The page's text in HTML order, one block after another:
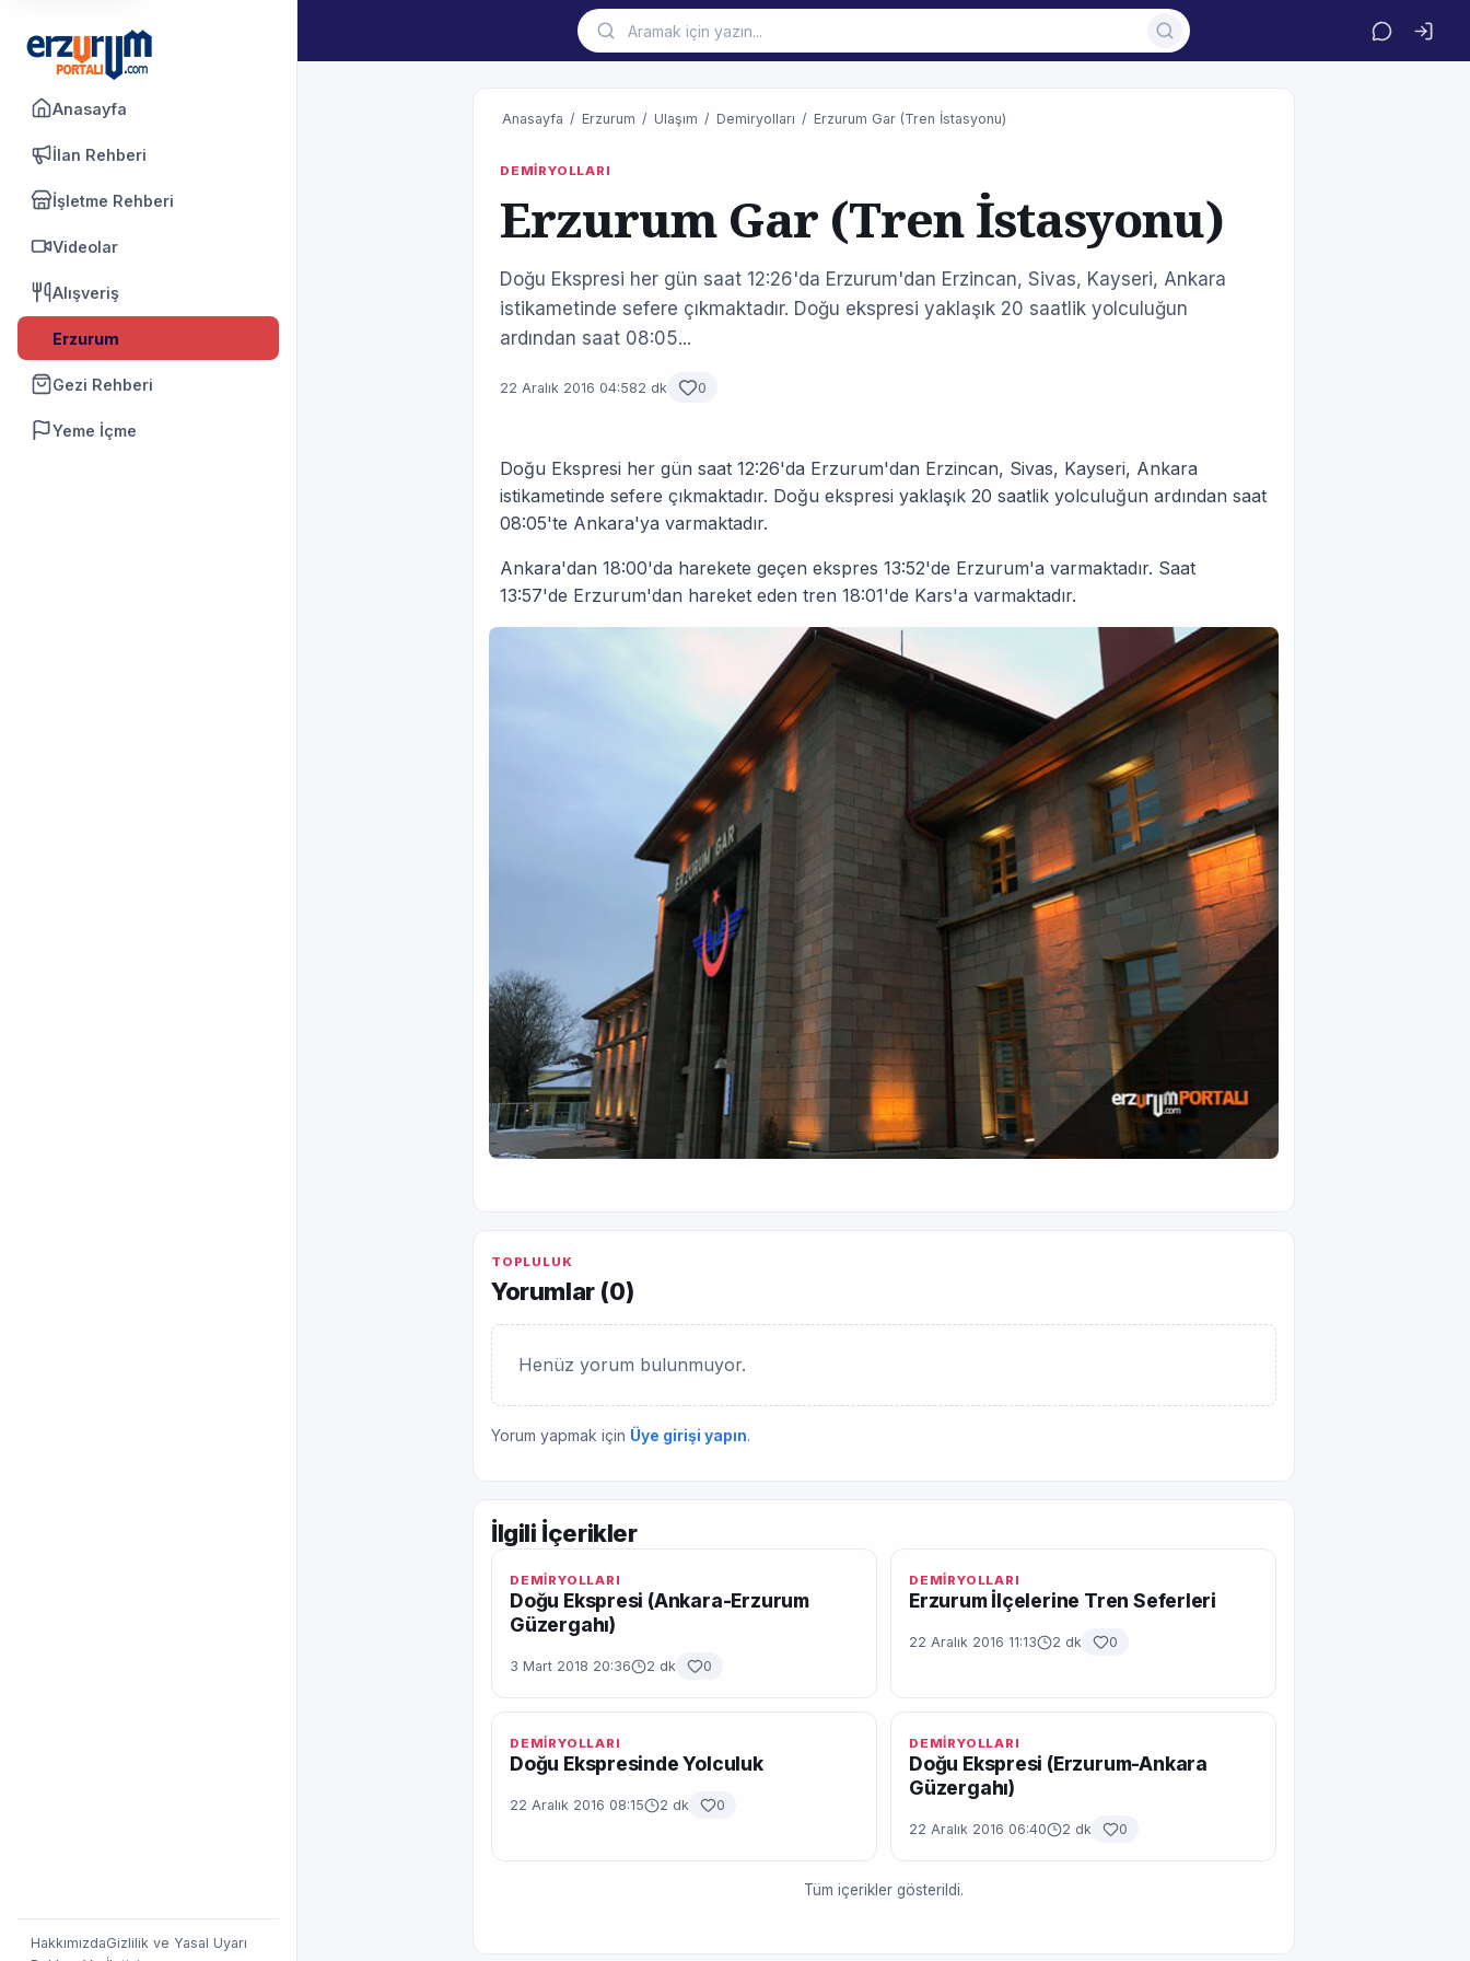
Anasayfa
İlan Rehberi
İşletme Rehberi
Videolar
Alışveriş
Erzurum
Gezi Rehberi
Yeme İçme
HakkımızdaGizlilik ve Yasal Uyarı
Anasayfa / Erzurum / Ulaşım / Demiryolları / Erzurum Gar (Tren İstasyonu)
DEMİRYOLLARI
Erzurum Gar (Tren İstasyonu)
Doğu Ekspresi her gün saat 12:26'da Erzurum'dan Erzincan, Sivas, Kayseri, Ankara
istikametinde sefere çıkmaktadır. Doğu ekspresi yaklaşık 20 saatlik yolculuğun
ardından saat 08:05...
22 Aralık 2016 04:582 dk 0
Doğu Ekspresi her gün saat 12:26'da Erzurum'dan Erzincan, Sivas, Kayseri, Ankara
istikametinde sefere çıkmaktadır. Doğu ekspresi yaklaşık 20 saatlik yolculuğun ardından saat
08:05'te Ankara'ya varmaktadır.
Ankara'dan 18:00'da harekete geçen ekspres 13:52'de Erzurum'a varmaktadır. Saat
13:57'de Erzurum'dan hareket eden tren 18:01'de Kars'a varmaktadır.
TOPLULUK
Yorumlar (0)
Henüz yorum bulunmuyor.
Yorum yapmak için Üye girişi yapın.
İlgili İçerikler
DEMİRYOLLARI
Doğu Ekspresi (Ankara-Erzurum
Güzergahı)
3 Mart 2018 20:36 2 dk 0
DEMİRYOLLARI
Erzurum İlçelerine Tren Seferleri
22 Aralık 2016 11:13 2 dk 0
DEMİRYOLLARI
Doğu Ekspresinde Yolculuk
22 Aralık 2016 08:15 2 dk 0
DEMİRYOLLARI
Doğu Ekspresi (Erzurum-Ankara
Güzergahı)
22 Aralık 2016 06:40 2 dk 0
Tüm içerikler gösterildi.